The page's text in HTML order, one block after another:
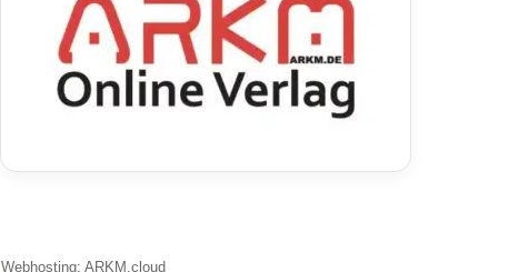
Webhosting: ARKM.cloud